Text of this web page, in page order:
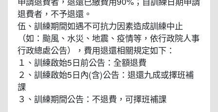
退費者，不予退還。
伍、訓練期間如遇不可抗力因素造成訓練中止
（如：颱風、水災、地震、疫情等，依行政院人事
行政總處公告），費用退還相關規定如下：
１、訓練啟始5日前公告：全額退費
２、訓練啟始5日內(含)公告：退還九成或擇班補
課
３、訓練期間公告：不退費，可擇班補課